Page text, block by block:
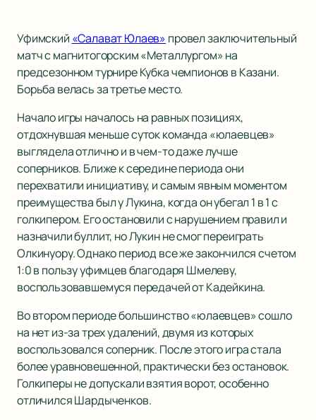
Уфимский «Салават Юлаев» провел заключительный
матч с магнитогорским «Металлургом» на
предсезонном турнире Кубка чемпионов в Казани.
Борьба велась за третье место.
Начало игры началось на равных позициях,
отдохнувшая меньше суток команда «юлаевцев»
выглядела отлично и в чем-то даже лучше
соперников. Ближе к середине периода они
перехватили инициативу, и самым явным моментом
преимущества был у Лукина, когда он убегал 1 в 1 с
голкипером. Его остановили с нарушением правил и
назначили буллит, но Лукин не смог переиграть
Олкинуору. Однако период все же закончился счетом
1:0 в пользу уфимцев благодаря Шмелеву,
воспользовавшемуся передачей от Кадейкина.
Во втором периоде большинство «юлаевцев» сошло
на нет из-за трех удалений, двумя из которых
воспользовался соперник. После этого игра стала
более уравновешенной, практически без остановок.
Голкиперы не допускали взятия ворот, особенно
отличился Шардыченков.